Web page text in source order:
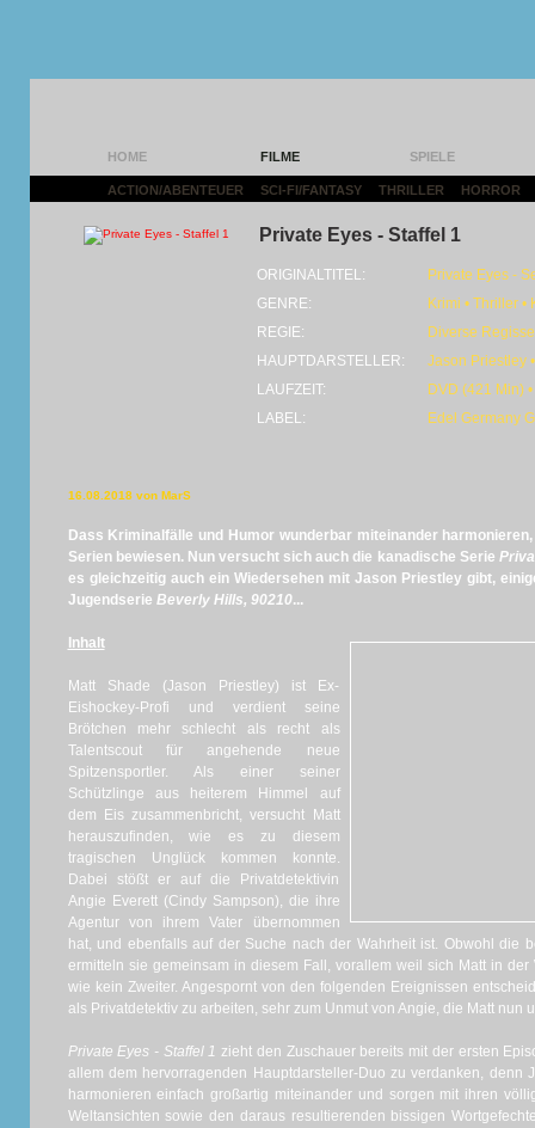
HOME FILME SPIELE
ACTION/ABENTEUER SCI-FI/FANTASY THRILLER HORROR
Private Eyes - Staffel 1
ORIGINALTITEL:
Private Eyes -
GENRE:
Krimi • Thriller •
REGIE:
Diverse
HAUPTDARSTELLER:
Jason Priestley
LAUFZEIT:
DVD (421 Min)
LABEL:
Edel Germany
16.08.2018 von MarS
Dass Kriminalfälle und Humor wunderbar miteinander
Serien bewiesen. Nun versucht sich auch die kanadische Serie
es gleichzeitig auch ein Wiedersehen mit Jason Priestley gibt,
Jugendserie Beverly Hills, 90210...
Inhalt
Matt Shade (Jason Priestley) ist Ex-
Eishockey-Profi und verdient seine
Brötchen mehr schlecht als recht als
Talentscout für angehende neue
Spitzensportler. Als einer seiner
Schützlinge aus heiterem Himmel auf
dem Eis zusammenbricht, versucht Matt
herauszufinden, wie es zu diesem
tragischen Unglück kommen konnte.
Dabei stößt er auf die Privatdetektivin
Angie Everett (Cindy Sampson), die ihre
Agentur von ihrem Vater übernommen
hat, und ebenfalls auf der Suche nach der Wahrheit ist. Obwohl die
ermitteln sie gemeinsam in diesem Fall, vorallem weil sich Matt in
wie kein Zweiter. Angespornt von den folgenden Ereignissen
als Privatdetektiv zu arbeiten, sehr zum Unmut von Angie, die Matt nun
Private Eyes - Staffel 1 zieht den Zuschauer bereits mit der ersten
allem dem hervorragenden Hauptdarsteller-Duo zu verdanken, denn
harmonieren einfach großartig miteinander und sorgen mit ihren
Weltansichten sowie den daraus resultierenden bissigen